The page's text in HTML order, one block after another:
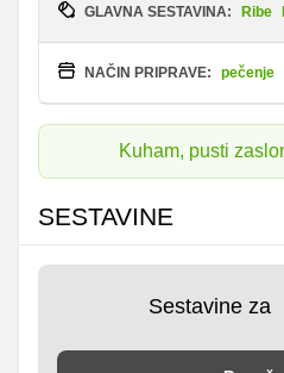
GLAVNA SESTAVINA: Ribe
NAČIN PRIPRAVE: pečenje
Kuham, pusti
SESTAVINE
Sestavine za